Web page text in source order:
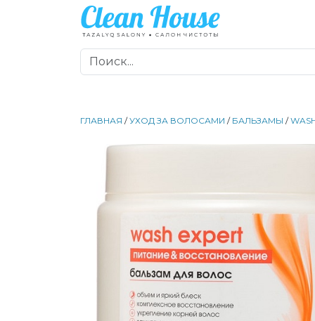
ГЛАВНАЯ /УХОД ЗА ВОЛОСАМИ / БАЛЬЗАМЫ /